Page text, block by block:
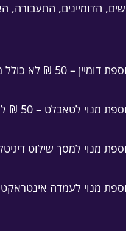
הדומיינים, התעבורה,
דומיין – 50 ₪ לא כולל מע״מ
מנוי לטאבלט – 50 ₪ לא כולל מע״מ
מנוי למסך שילוט דיגיטלי – 100 ₪ לא
מנוי לעמדה אינטראקטיבית – 150 ₪ לא